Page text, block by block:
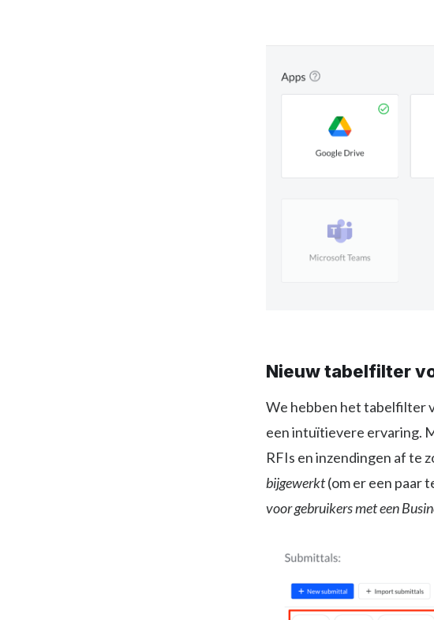
Nieuw tabelfilter
We hebben het tabelfilter
een intuïtievere ervaring.
RFIs en inzendingen af te
bijgewerkt(om er een paar
voor gebruikers met een